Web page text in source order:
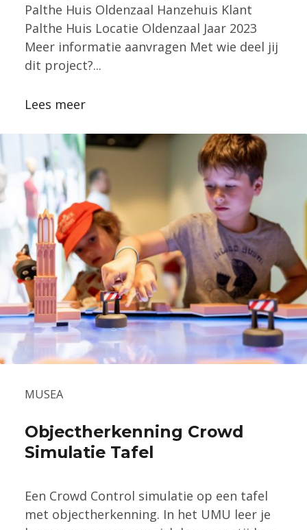
Palthe Huis Oldenzaal Hanzehuis Klant
Palthe Huis Locatie Oldenzaal Jaar 2023
Meer informatie aanvragen Met wie deel jij
dit project?...
Lees meer
MUSEA
Objectherkenning Crowd
Simulatie Tafel
Een Crowd Control simulatie op een tafel
met objectherkenning. In het UMU leer je